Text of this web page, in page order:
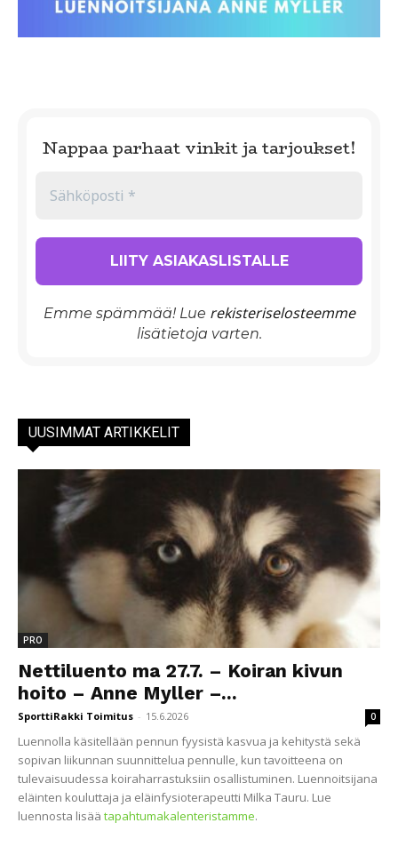
Nappaa parhaat vinkit ja tarjoukset!
Emme spämmää! Lue rekisteriselosteemme
lisätietoja varten.
UUSIMMAT ARTIKKELIT
PRO
Nettiluento ma 27.7. – Koiran kivun
hoito – Anne Myller –...
SporttiRakki Toimitus - 15.6.2026 0
Luennolla käsitellään pennun fyysistä kasvua ja kehitystä sekä
sopivan liikunnan suunnittelua pennulle, kun tavoitteena on
tulevaisuudessa koiraharrastuksiin osallistuminen. Luennoitsijana
eläinten kouluttaja ja eläinfysioterapeutti Milka Tauru. Lue
luennosta lisää tapahtumakalenteristamme.